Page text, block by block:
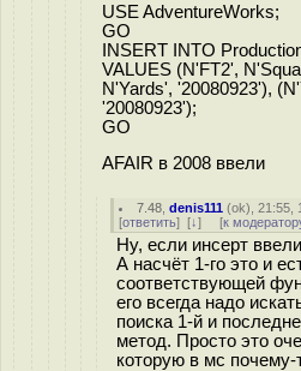
USE AdventureWorks;
GO
INSERT INTO
VALUES (N'FT2',
N'Yards', '20080923'),
'20080923');
GO
AFAIR в 2008 ввели
7.48 ,denis111 (ok), 21:55,
[ответить] [↓] [к
Ну, если инсерт
А насчёт 1-го это и
соответствующей
его всегда надо
поиска 1-й и
метод. Просто это
которую в мс почему-